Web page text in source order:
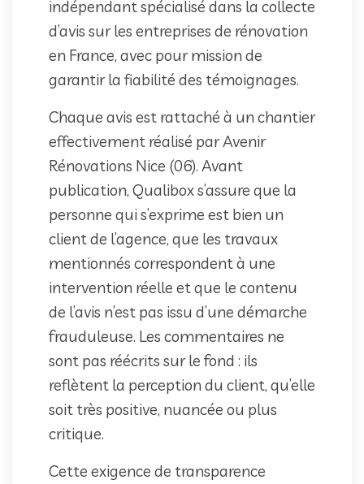
indépendant spécialisé dans la collecte
d’avis sur les entreprises de rénovation
en France, avec pour mission de
garantir la fiabilité des témoignages.
Chaque avis est rattaché à un chantier
effectivement réalisé par Avenir
Rénovations Nice (06). Avant
publication, Qualibox s’assure que la
personne qui s’exprime est bien un
client de l’agence, que les travaux
mentionnés correspondent à une
intervention réelle et que le contenu
de l’avis n’est pas issu d’une démarche
frauduleuse. Les commentaires ne
sont pas réécrits sur le fond : ils
reflètent la perception du client, qu’elle
soit très positive, nuancée ou plus
critique.
Cette exigence de transparence